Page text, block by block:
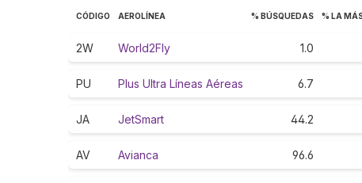
CÓDIGO AEROLÍNEA % BÚSQUEDAS % LA
2W World2Fly 1.0
PU Plus Ultra Líneas Aéreas 6.7
JA JetSmart 44.2
AV Avianca 96.6